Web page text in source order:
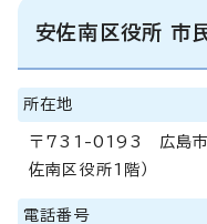
安佐南区役所 市
所在地
〒731-0193 広島市
佐南区役所1階）
電話番号